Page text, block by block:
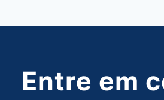
Entre em